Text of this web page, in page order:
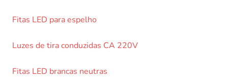
Fitas LED para espelho
Luzes de tira conduzidas CA 220V
Fitas LED brancas neutras